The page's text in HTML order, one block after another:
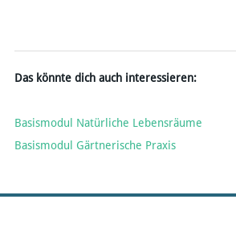
Das könnte dich auch interessieren:
Basismodul Natürliche Lebensräume
​Basismodul Gärtnerische Praxis